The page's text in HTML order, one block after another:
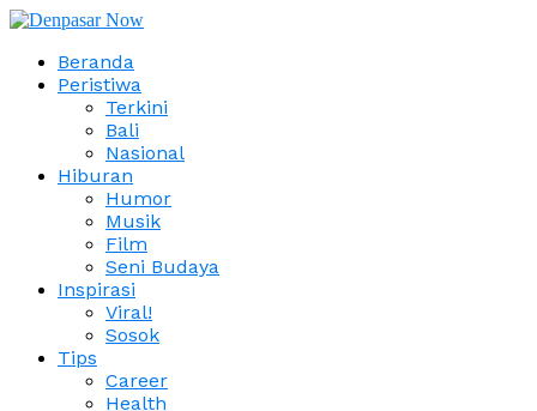
Beranda
Peristiwa
Terkini
Bali
Nasional
Hiburan
Humor
Musik
Film
Seni Budaya
Inspirasi
Viral!
Sosok
Tips
Career
Health